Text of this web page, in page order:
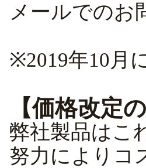
メールでのお
※2019年10月
【価格改定
弊社製品はこ
努力によりコ